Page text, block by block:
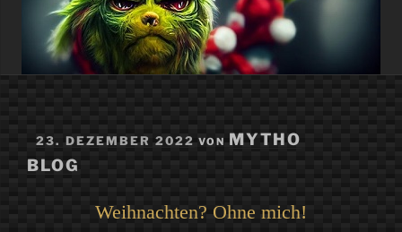
VERÖFFENTLICHT
23. DEZEMBER 2022 VON MYTHO
BLOG
Weihnachten? Ohne mich!